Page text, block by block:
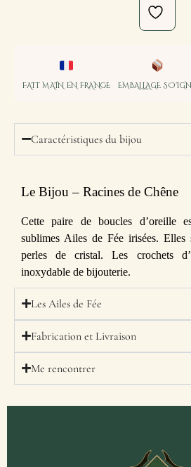
FAIT MAIN EN FRANCE EMBALLAGE
Caractéristiques du bijou
Le Bijou – Racines de Chêne
Cette paire de boucles d’oreille
sublimes Ailes de Fée irisées. Elles
perles de cristal. Les crochets
inoxydable de bijouterie.
Les Ailes de Fée
Fabrication et Livraison
Me rencontrer